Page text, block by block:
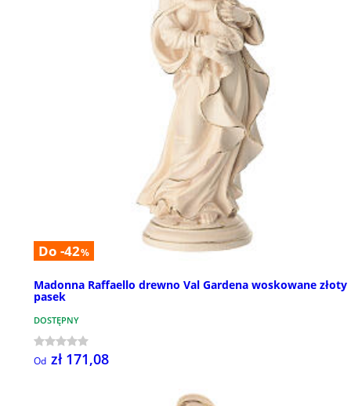
Do -42%
Madonna Raffaello drewno Val Gardena woskowane złoty
pasek
DOSTĘPNY
Od zł 171,08